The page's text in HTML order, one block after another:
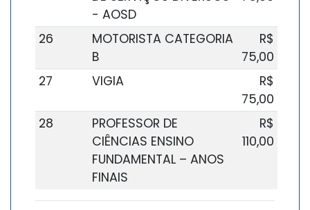
- AOSD
26
MOTORISTA CATEGORIA
B
R$
75,00
27
VIGIA
R$
75,00
28
PROFESSOR DE
CIÊNCIAS ENSINO
FUNDAMENTAL – ANOS
FINAIS
R$
110,00